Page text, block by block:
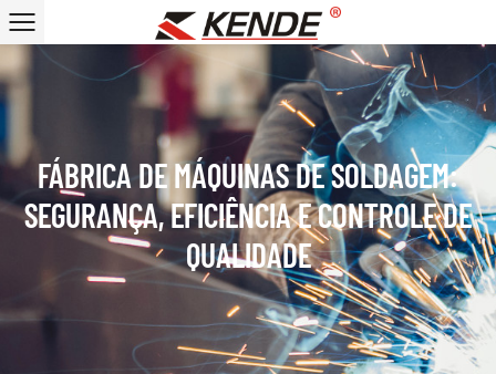
FÁBRICA DE MÁQUINAS DE SOLDAGEM:
SEGURANÇA, EFICIÊNCIA E CONTROLE DE
QUALIDADE